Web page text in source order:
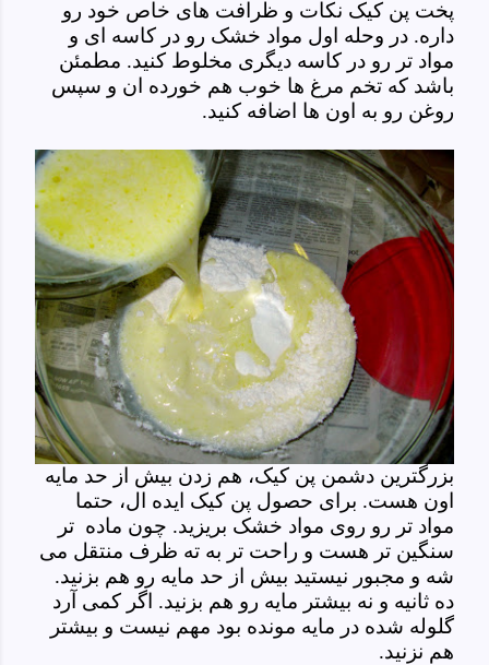
پخت پن کیک نکات و ظرافت های خاص خود رو
داره. در وحله اول مواد خشک رو در کاسه ای و
مواد تر رو در کاسه دیگری مخلوط کنید. مطمئن
باشد که تخم مرغ ها خوب هم خورده ان و سپس
روغن رو به اون ها اضافه کنید.
بزرگترین دشمن پن کیک، هم زدن بیش از حد مایه
اون هست. برای حصول پن کیک ایده ال، حتما
مواد تر رو روی مواد خشک بریزید. چون ماده تر
سنگین تر هست و راحت تر به ته ظرف منتقل می
شه و مجبور نیستید بیش از حد مایه رو هم بزنید.
ده ثانیه و نه بیشتر مایه رو هم بزنید. اگر کمی آرد
گلوله شده در مایه مونده بود مهم نیست و بیشتر
هم نزنید.